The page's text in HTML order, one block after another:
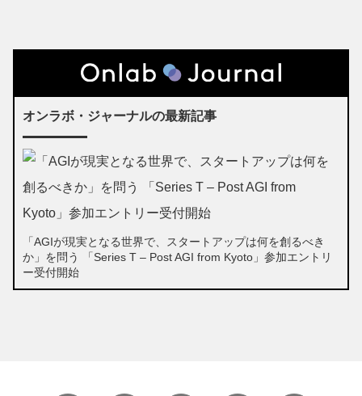
オンラボ・ジャーナルの最新記事
「AGIが現実となる世界で、スタートアップは何を創るべき
か」を問う 「Series T – Post AGI from Kyoto」参加エントリ
ー受付開始